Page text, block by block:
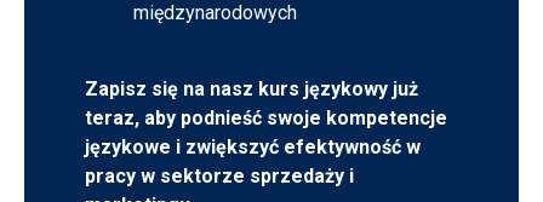
międzynarodowych
Zapisz się na nasz kurs językowy już
teraz, aby podnieść swoje kompetencje
językowe i zwiększyć efektywność w
pracy w sektorze sprzedaży i